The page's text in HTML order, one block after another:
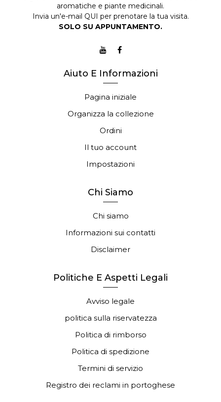
aromatiche e piante medicinali.
Invia un'e-mail QUI per prenotare la tua visita.
SOLO SU APPUNTAMENTO.
Aiuto E Informazioni
Pagina iniziale
Organizza la collezione
Ordini
Il tuo account
Impostazioni
Chi Siamo
Chi siamo
Informazioni sui contatti
Disclaimer
Politiche E Aspetti Legali
Avviso legale
politica sulla riservatezza
Politica di rimborso
Politica di spedizione
Termini di servizio
Registro dei reclami in portoghese